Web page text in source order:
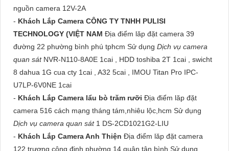
nguồn camera 12V-2A
- Khách Lắp Camera CÔNG TY TNHH PULISI
TECHNOLOGY (VIỆT NAM Địa điểm lăp đặt camera 39
đường 22 phường bình phú tphcm Sử dụng Dịch vụ camera
quan sát NVR-N110-8A0E 1cai , HDD toshiba 2T 1cai , swicht
8 dahua 1G cua cty 1cai , A32 5cai , IMOU Titan Pro IPC-
U7LP-6V0NE 1cai
- Khách Lắp Camera lẩu bò trăm rưỡi Địa điểm lăp đặt
camera 516 cách mạng tháng tám,nhiêu lộc,hcm Sử dụng
Dịch vụ camera quan sát 1 DS-2CD1021G2-LIU
- Khách Lắp Camera Anh Thiện Địa điểm lăp đặt camera
122 trương công định phường 14 quận tân bình Sử dụng